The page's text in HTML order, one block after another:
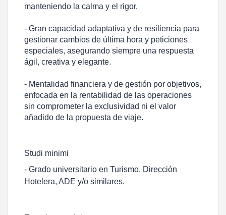
manteniendo la calma y el rigor.
- Gran capacidad adaptativa y de resiliencia para
gestionar cambios de última hora y peticiones
especiales, asegurando siempre una respuesta
ágil, creativa y elegante.
- Mentalidad financiera y de gestión por objetivos,
enfocada en la rentabilidad de las operaciones
sin comprometer la exclusividad ni el valor
añadido de la propuesta de viaje.
Studi minimi
- Grado universitario en Turismo, Dirección
Hotelera, ADE y/o similares.